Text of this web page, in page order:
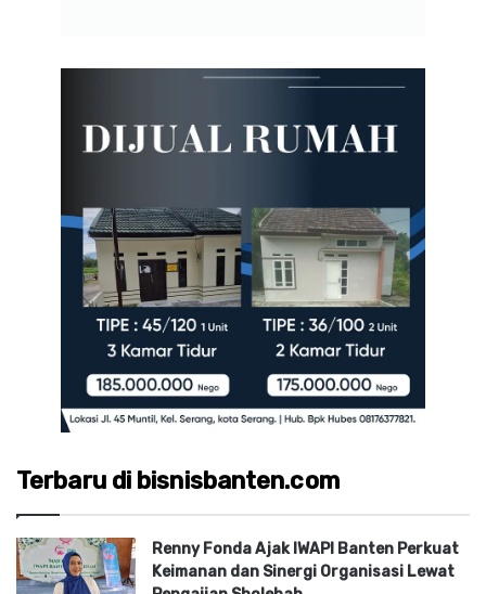
Terbaru di bisnisbanten.com
Renny Fonda Ajak IWAPI Banten Perkuat
Keimanan dan Sinergi Organisasi Lewat